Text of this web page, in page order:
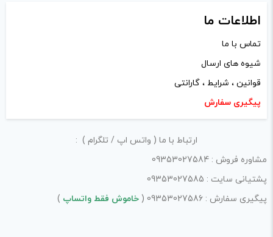
خودتان مثل شماره تماس، ایمیل و آی‌دی شبکه‌های اجتماعی
پرهیز کنید.
در نظر داشته باشید هدف نهایی از ارائه‌ی نظر درباره‌ی کالا
ارائه‌ی اطلاعات مشخص و دقیق برای راهنمایی سایر کاربران در
فرآیند خرید یک محصول توسط ایشان است.
راهنمایی در این بخش خودداری کرده و سوالات خود را در بخش
«پرسش و پاسخ» مطرح کنید.
کیفیت ساخت:
اطلاعات ما
تماس با ما
شیوه های ارسال
قوانین ، شرایط ، گارانتی
پیگیری سفارش
ارتباط با ما ( واتس اپ / تلگرام ) :
مشاوره فروش : 09353027584
پشتیانی سایت : 09353027585
پیگیری سفارش : 09353027586 (
خاموش فقط واتساپ )